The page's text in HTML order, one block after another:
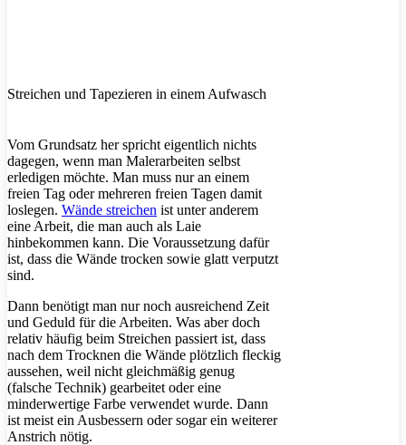
Streichen und Tapezieren in einem Aufwasch
Vom Grundsatz her spricht eigentlich nichts
dagegen, wenn man Malerarbeiten selbst
erledigen möchte. Man muss nur an einem
freien Tag oder mehreren freien Tagen damit
loslegen. Wände streichen ist unter anderem
eine Arbeit, die man auch als Laie
hinbekommen kann. Die Voraussetzung dafür
ist, dass die Wände trocken sowie glatt verputzt
sind.
Dann benötigt man nur noch ausreichend Zeit
und Geduld für die Arbeiten. Was aber doch
relativ häufig beim Streichen passiert ist, dass
nach dem Trocknen die Wände plötzlich fleckig
aussehen, weil nicht gleichmäßig genug
(falsche Technik) gearbeitet oder eine
minderwertige Farbe verwendet wurde. Dann
ist meist ein Ausbessern oder sogar ein weiterer
Anstrich nötig.